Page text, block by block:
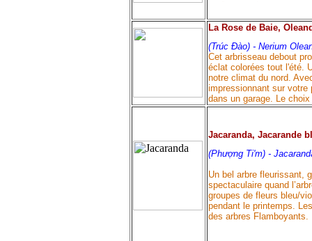
La Rose de Baie,
(Trúc Đào) - Nerium
Cet arbrisseau debout
éclat colorées tout l'été.
notre climat du nord.
impressionnant sur votre
dans un garage. Le
Jacaranda, Jacarande
(Phượng Ti'm) -
Un bel arbre fleurissant,
spectaculaire quand
groupes de fleurs bleu/
pendant le printemps.
des arbres Flamboyants.